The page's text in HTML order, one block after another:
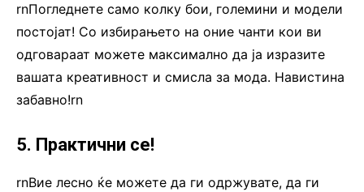
rnПогледнете само колку бои, големини и модели
постојат! Со избирањето на оние чанти кои ви
одговараат можете максимално да ја изразите
вашата креативност и смисла за мода. Навистина
забавно!rn
5. Практични се!
rnВие лесно ќе можете да ги одржувате, да ги